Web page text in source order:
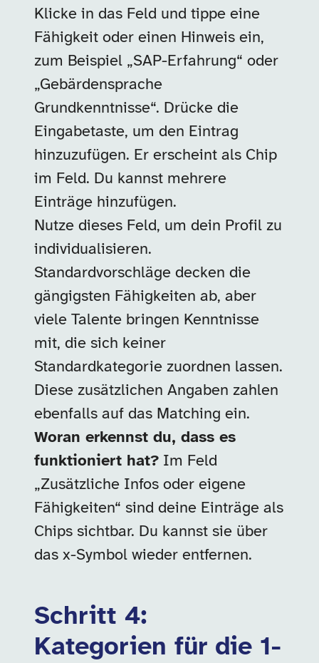
Klicke in das Feld und tippe eine
Fähigkeit oder einen Hinweis ein,
zum Beispiel „SAP-Erfahrung“ oder
„Gebärdensprache
Grundkenntnisse“. Drücke die
Eingabetaste, um den Eintrag
hinzuzufügen. Er erscheint als Chip
im Feld. Du kannst mehrere
Einträge hinzufügen.
Nutze dieses Feld, um dein Profil zu
individualisieren.
Standardvorschläge decken die
gängigsten Fähigkeiten ab, aber
viele Talente bringen Kenntnisse
mit, die sich keiner
Standardkategorie zuordnen lassen.
Diese zusätzlichen Angaben zahlen
ebenfalls auf das Matching ein.
Woran erkennst du, dass es
funktioniert hat? Im Feld
„Zusätzliche Infos oder eigene
Fähigkeiten“ sind deine Einträge als
Chips sichtbar. Du kannst sie über
das x-Symbol wieder entfernen.
Schritt 4:
Kategorien für die 1-